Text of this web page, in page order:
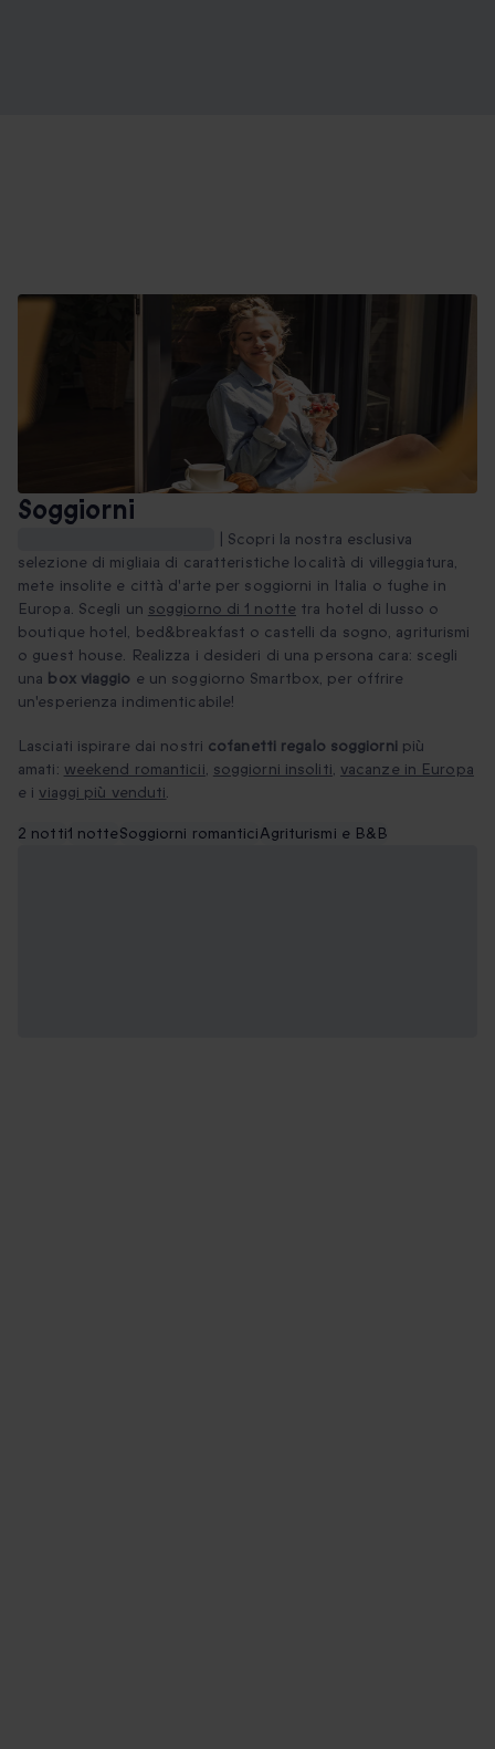
Soggiorni
| Scopri la nostra esclusiva
selezione di migliaia di caratteristiche località di villeggiatura,
mete insolite e città d'arte per soggiorni in Italia o fughe in
Europa. Scegli un soggiorno di 1 notte tra hotel di lusso o
boutique hotel, bed&breakfast o castelli da sogno, agriturismi
o guest house. Realizza i desideri di una persona cara: scegli
una box viaggio e un soggiorno Smartbox, per offrire
un'esperienza indimenticabile!
Lasciati ispirare dai nostri cofanetti regalo soggiornipiù
amati: weekend romanticii, soggiorni insoliti, vacanze in Europa
e i viaggi più venduti.
2 notti1 notteSoggiorni romanticiAgriturismi e B&B